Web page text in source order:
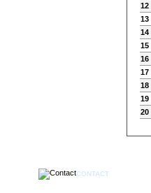
12
13
14
15
16
17
18
19
20
CONTACT